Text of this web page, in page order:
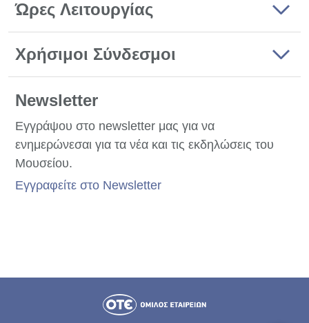
Ώρες Λειτουργίας
Χρήσιμοι Σύνδεσμοι
Newsletter
Εγγράψου στο newsletter μας για να
ενημερώνεσαι για τα νέα και τις εκδηλώσεις του
Μουσείου.
Εγγραφείτε στο Newsletter